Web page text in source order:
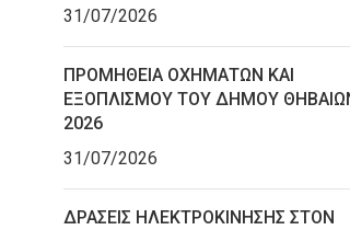
31/07/2026
ΠΡΟΜΗΘΕΙΑ ΟΧΗΜΑΤΩΝ ΚΑΙ
ΕΞΟΠΛΙΣΜΟΥ ΤΟΥ ΔΗΜΟΥ
2026
31/07/2026
ΔΡΑΣΕΙΣ ΗΛΕΚΤΡΟΚΙΝΗΣΗΣ ΣΤΟΝ